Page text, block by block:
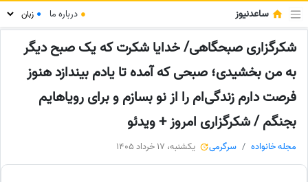
ساعدنیوز ● درباره ما ●
شکرگزاری صبحگاهی/ خدایا شکرت که یک صبح دیگر
به من بخشیدی؛ صبحی که آمده تا یادم بیندازد هنوز
فرصت دارم زندگی‌ام را از نو بسازم و برای رویاهایم
بجنگم / شکرگزاری امروز + ویدئو
مجله خانواده سرگرمی یکشنبه، 17 خرداد 1405